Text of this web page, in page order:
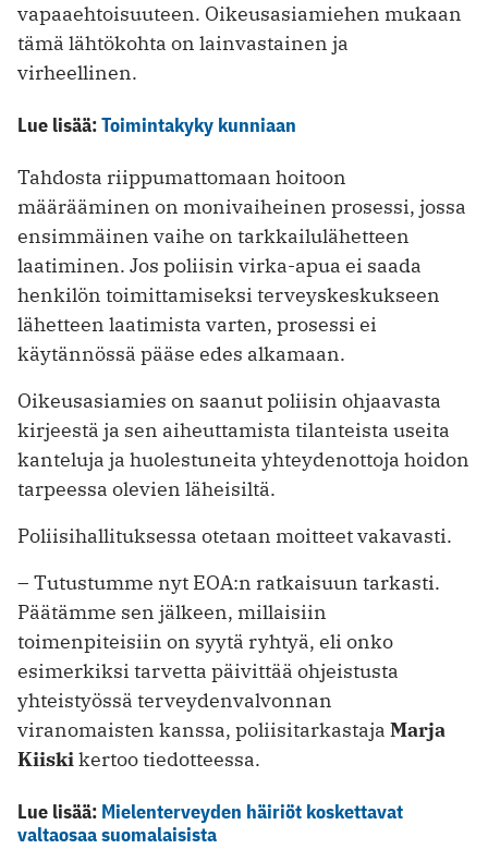
vapaaehtoisuuteen. Oikeusasiamiehen mukaan
tämä lähtökohta on lainvastainen ja
virheellinen.
Lue lisää:Toimintakyky kunniaan
Tahdosta riippumattomaan hoitoon
määrääminen on monivaiheinen prosessi, jossa
ensimmäinen vaihe on tarkkailulähetteen
laatiminen. Jos poliisin virka-apua ei saada
henkilön toimittamiseksi terveyskeskukseen
lähetteen laatimista varten, prosessi ei
käytännössä pääse edes alkamaan.
Oikeusasiamies on saanut poliisin ohjaavasta
kirjeestä ja sen aiheuttamista tilanteista useita
kanteluja ja huolestuneita yhteydenottoja hoidon
tarpeessa olevien läheisiltä.
Poliisihallituksessa otetaan moitteet vakavasti.
– Tutustumme nyt EOA:n ratkaisuun tarkasti.
Päätämme sen jälkeen, millaisiin
toimenpiteisiin on syytä ryhtyä, eli onko
esimerkiksi tarvetta päivittää ohjeistusta
yhteistyössä terveydenvalvonnan
viranomaisten kanssa, poliisitarkastaja Marja
Kiiskikertoo tiedotteessa.
Lue lisää: Mielenterveyden häiriöt koskettavat
valtaosaa suomalaisista